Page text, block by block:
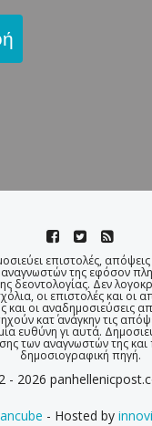
επιστολές, απόψεις
της εφόσον
δεοντολογίας. Δεν
οι επιστολές και οι
και οι αναδημοσιεύσεις
κατ΄ ανάγκην τις
ευθύνη γι αυτά.
των αναγνωστών της
δημοσιογραφική πηγή.
- 2026
- Hosted by